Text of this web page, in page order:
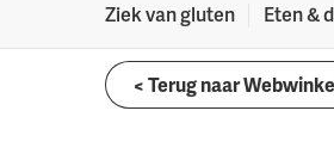
Ziek van gluten Eten &
< Terug naar